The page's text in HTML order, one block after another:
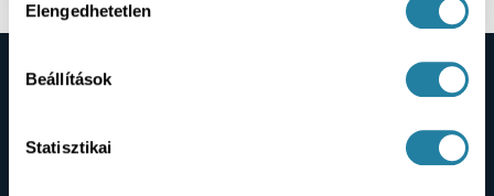
kiválasztása
Elengedhetetlen
Beállítások
Statisztikai
Pácienseink kamera előtt osztják meg tapasztalataikat: